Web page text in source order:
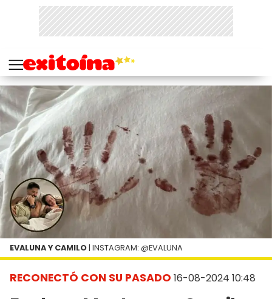
RECONECTÓ CON SU PASADO 16-08-2024 10:48
EVALUNA Y CAMILO | INSTAGRAM: @EVALUNA